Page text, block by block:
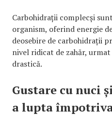
Carbohidrații complecși
organism, oferind energie
deosebire de carbohidrații
nivel ridicat de zahăr,
drastică.
Gustare cu nuci
a lupta